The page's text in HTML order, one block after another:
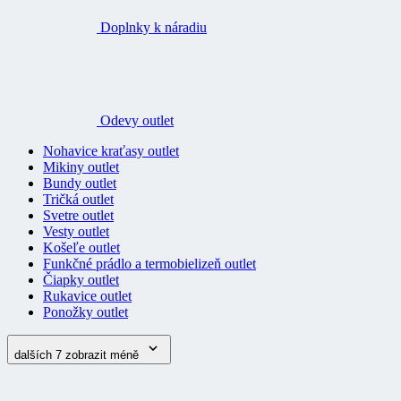
Doplnky k náradiu
Odevy outlet
Nohavice kraťasy outlet
Mikiny outlet
Bundy outlet
Tričká outlet
Svetre outlet
Vesty outlet
Košeľe outlet
Funkčné prádlo a termobielizeň outlet
Čiapky outlet
Rukavice outlet
Ponožky outlet
dalších 7 zobrazit méně